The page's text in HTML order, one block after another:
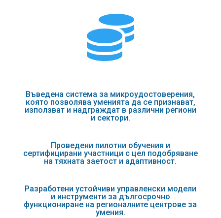

Въведена система за микроудостоверения,
която позволява уменията да се признават,
използват и надграждат в различни региони
и сектори.
Проведени пилотни обучения и
сертифицирани участници с цел подобряване
на тяхната заетост и адаптивност.
Разработени устойчиви управленски модели
и инструменти за дългосрочно
функциониране на регионалните центрове за
умения.